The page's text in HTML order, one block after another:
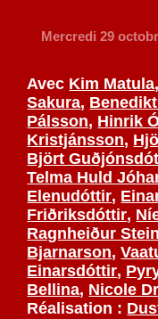
Mercredi 29
Avec Kim Matula,
Sakura,
Pálsson, Hinrik
Kristjánsson,
Björt
Telma Huld
Elenudóttir,
Friðriksdóttir,
Ragnheiður
Bjarnarson,
Einarsdóttir,
Bellina, Nicole
Réalisation :